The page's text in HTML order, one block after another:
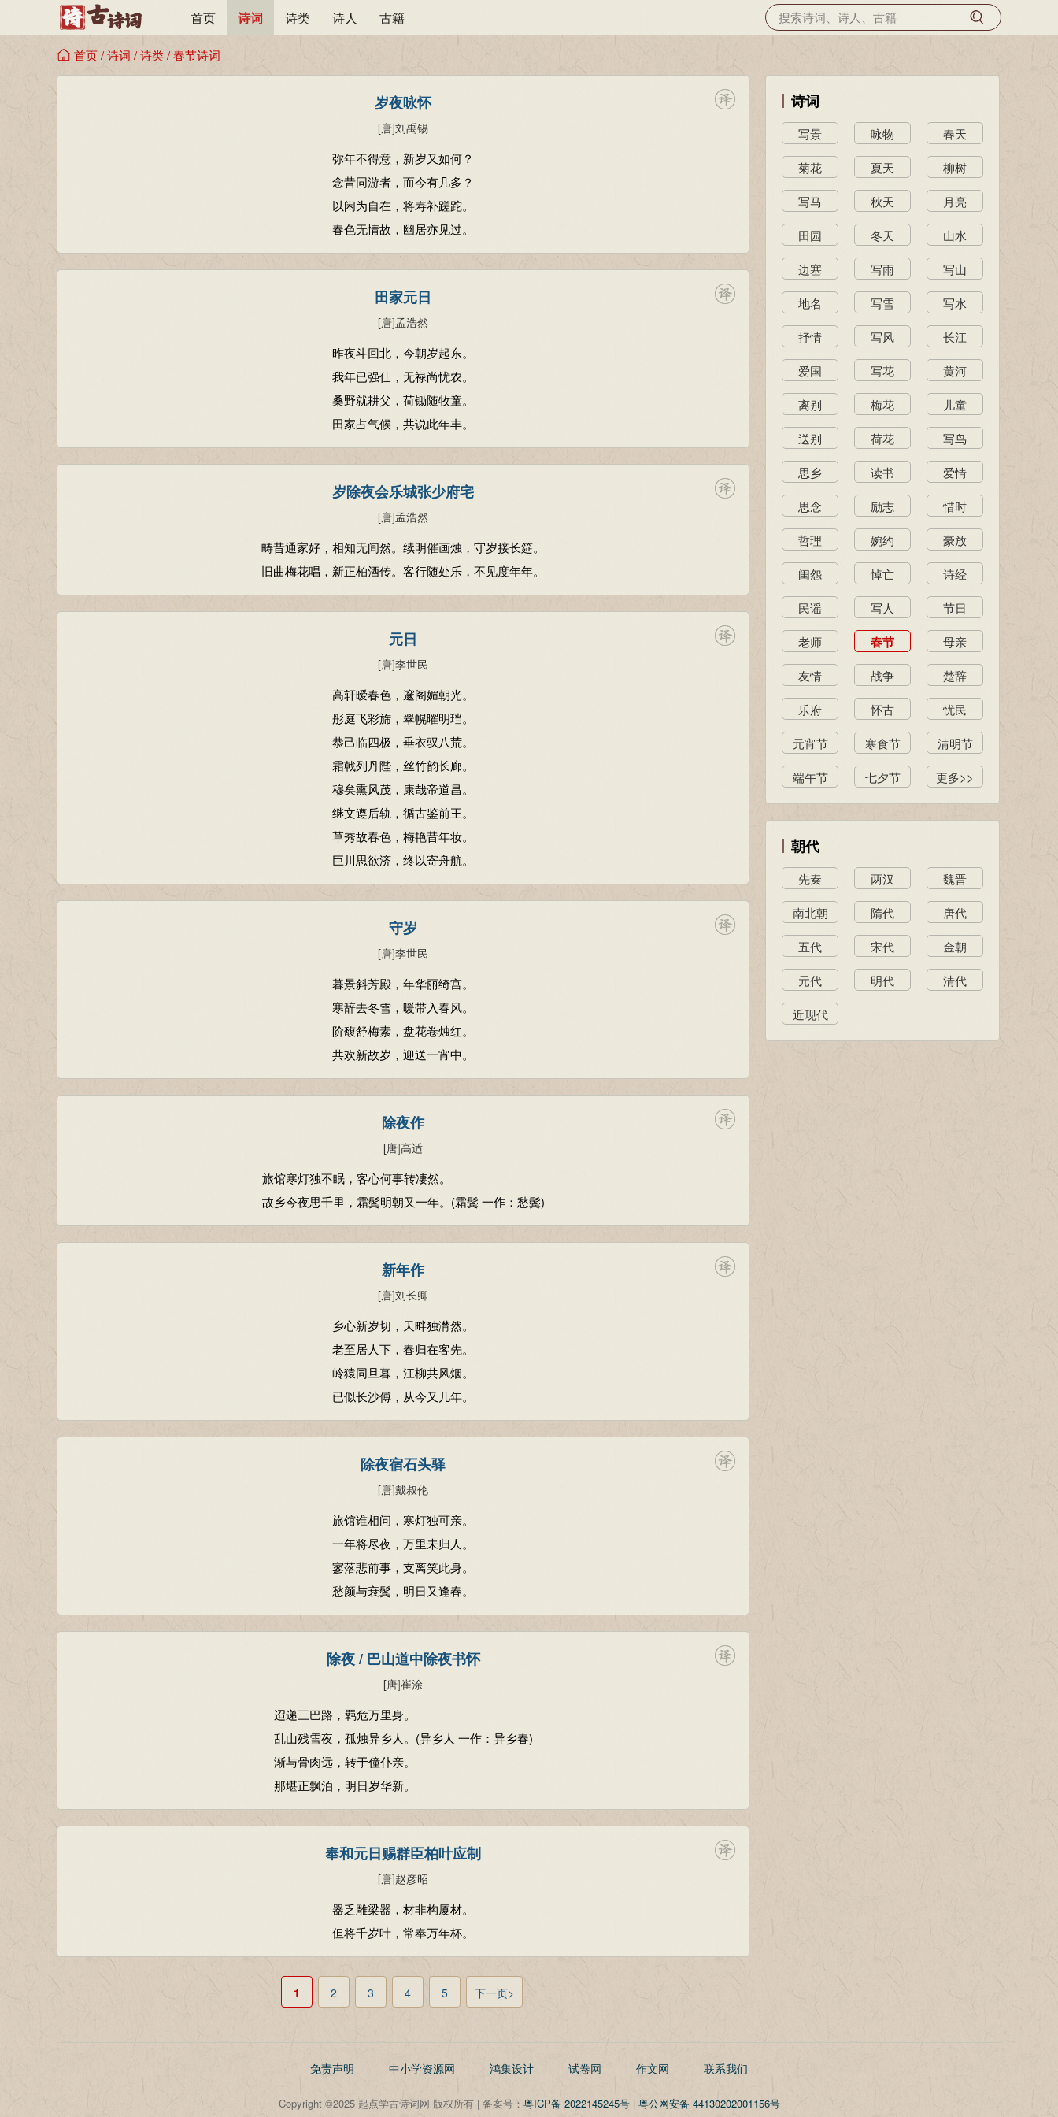
首页 诗词 诗类 诗人 古籍
首页/诗词 /诗类/春节诗词
岁夜咏怀
[唐]刘禹锡
弥年不得意，新岁又如何？
念昔同游者，而今有几多？
以闲为自在，将寿补蹉跎。
春色无情故，幽居亦见过。
田家元日
[唐]孟浩然
昨夜斗回北，今朝岁起东。
我年已强仕，无禄尚忧农。
桑野就耕父，荷锄随牧童。
田家占气候，共说此年丰。
岁除夜会乐城张少府宅
[唐]孟浩然
畴昔通家好，相知无间然。续明催画烛，守岁接长筵。
旧曲梅花唱，新正柏酒传。客行随处乐，不见度年年。
元日
[唐]李世民
高轩暧春色，邃阁媚朝光。
彤庭飞彩旆，翠幌曜明珰。
恭己临四极，垂衣驭八荒。
霜戟列丹陛，丝竹韵长廊。
穆矣熏风茂，康哉帝道昌。
继文遵后轨，循古鉴前王。
草秀故春色，梅艳昔年妆。
巨川思欲济，终以寄舟航。
守岁
[唐]李世民
暮景斜芳殿，年华丽绮宫。
寒辞去冬雪，暖带入春风。
阶馥舒梅素，盘花卷烛红。
共欢新故岁，迎送一宵中。
除夜作
[唐]高适
旅馆寒灯独不眠，客心何事转凄然。
故乡今夜思千里，霜鬓明朝又一年。(霜鬓 一作：愁鬓)
新年作
[唐]刘长卿
乡心新岁切，天畔独潸然。
老至居人下，春归在客先。
岭猿同旦暮，江柳共风烟。
已似长沙傅，从今又几年。
除夜宿石头驿
[唐]戴叔伦
旅馆谁相问，寒灯独可亲。
一年将尽夜，万里未归人。
寥落悲前事，支离笑此身。
愁颜与衰鬓，明日又逢春。
除夜 / 巴山道中除夜书怀
[唐]崔涂
迢递三巴路，羁危万里身。
乱山残雪夜，孤烛异乡人。(异乡人 一作：异乡春)
渐与骨肉远，转于僮仆亲。
那堪正飘泊，明日岁华新。
奉和元日赐群臣柏叶应制
[唐]赵彦昭
器乏雕梁器，材非构厦材。
但将千岁叶，常奉万年杯。
1 2 3 4 5 下一页>
诗词
写景 咏物 春天
菊花 夏天 柳树
写马 秋天 月亮
田园 冬天 山水
边塞 写雨 写山
地名 写雪 写水
抒情 写风 长江
爱国 写花 黄河
离别 梅花 儿童
送别 荷花 写鸟
思乡 读书 爱情
思念 励志 惜时
哲理 婉约 豪放
闺怨 悼亡 诗经
民谣 写人 节日
老师 春节 母亲
友情 战争 楚辞
乐府 怀古 忧民
元宵节 寒食节 清明节
端午节 七夕节 更多>>
朝代
先秦 两汉 魏晋
南北朝 隋代 唐代
五代 宋代 金朝
元代 明代 清代
近现代
免责声明 中小学资源网 鸿集设计 试卷网 作文网 联系我们
Copyright ©2025 起点学古诗词网 版权所有 | 备案号： 粤ICP备 2022145245号| 粤公网安备 44130202001156号